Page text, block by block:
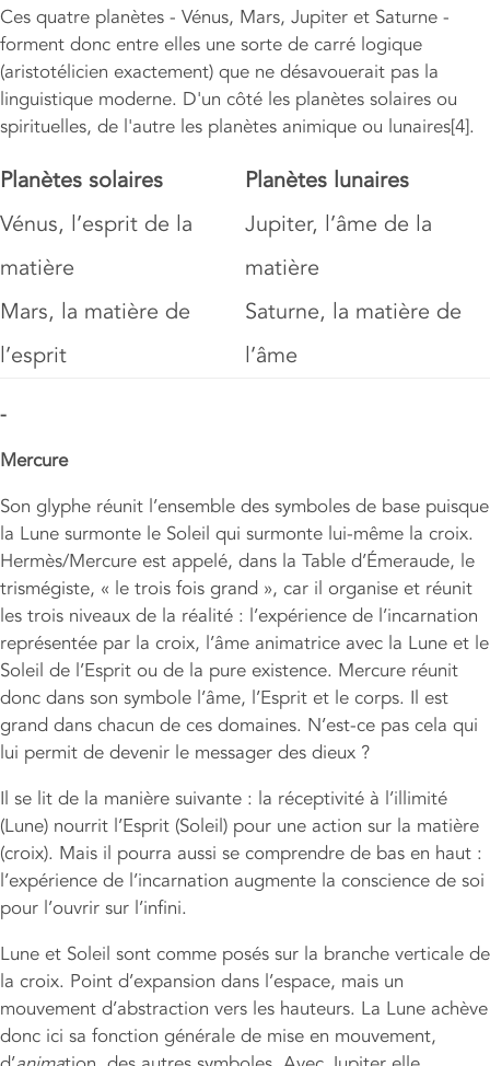
Ces quatre planètes - Vénus, Mars, Jupiter et Saturne -
forment donc entre elles une sorte de carré logique
(aristotélicien exactement) que ne désavouerait pas la
linguistique moderne. D'un côté les planètes solaires ou
spirituelles, de l'autre les planètes animique ou lunaires[4].
Planètes solaires
Planètes lunaires
Vénus, l’esprit de la
matière
Jupiter, l’âme de la
matière
Mars, la matière de
l’esprit
Saturne, la matière de
l’âme
-
Mercure
Son glyphe réunit l’ensemble des symboles de base puisque
la Lune surmonte le Soleil qui surmonte lui-même la croix.
Hermès/Mercure est appelé, dans la Table d’Émeraude, le
trismégiste, « le trois fois grand », car il organise et réunit
les trois niveaux de la réalité : l’expérience de l’incarnation
représentée par la croix, l’âme animatrice avec la Lune et le
Soleil de l’Esprit ou de la pure existence. Mercure réunit
donc dans son symbole l’âme, l’Esprit et le corps. Il est
grand dans chacun de ces domaines. N’est-ce pas cela qui
lui permit de devenir le messager des dieux ?
Il se lit de la manière suivante : la réceptivité à l’illimité
(Lune) nourrit l’Esprit (Soleil) pour une action sur la matière
(croix). Mais il pourra aussi se comprendre de bas en haut :
l’expérience de l’incarnation augmente la conscience de soi
pour l’ouvrir sur l’infini.
Lune et Soleil sont comme posés sur la branche verticale de
la croix. Point d’expansion dans l’espace, mais un
mouvement d’abstraction vers les hauteurs. La Lune achève
donc ici sa fonction générale de mise en mouvement,